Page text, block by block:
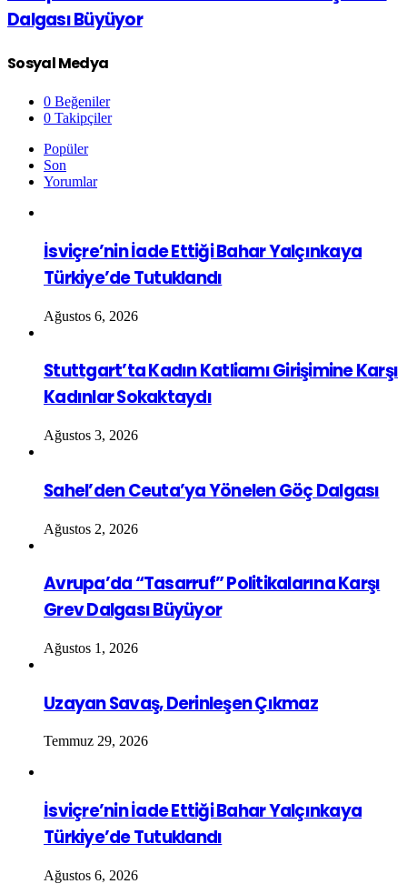
Dalgası Büyüyor
Sosyal Medya
0 Beğeniler
0 Takipçiler
Popüler
Son
Yorumlar
İsviçre’nin İade Ettiği Bahar Yalçınkaya
Türkiye’de Tutuklandı
Ağustos 6, 2026
Stuttgart’ta Kadın Katliamı Girişimine Karşı
Kadınlar Sokaktaydı
Ağustos 3, 2026
Sahel’den Ceuta’ya Yönelen Göç Dalgası
Ağustos 2, 2026
Avrupa’da “Tasarruf” Politikalarına Karşı
Grev Dalgası Büyüyor
Ağustos 1, 2026
Uzayan Savaş, Derinleşen Çıkmaz
Temmuz 29, 2026
İsviçre’nin İade Ettiği Bahar Yalçınkaya
Türkiye’de Tutuklandı
Ağustos 6, 2026